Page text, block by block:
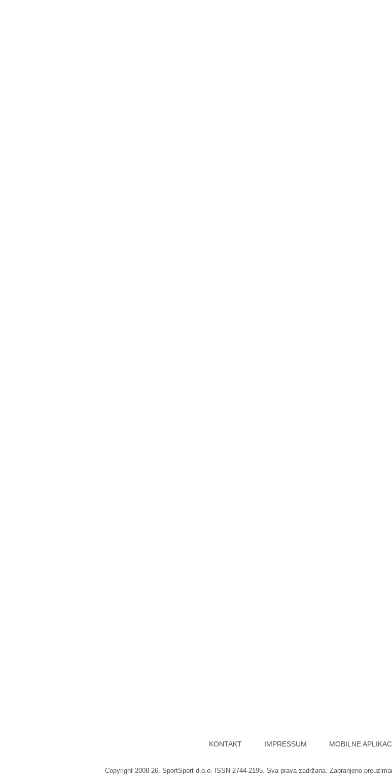
KONTAKT IMPRESSUM MOBILNE
Copyright 2008-26. SportSport d.o.o. ISSN 2744-2195. Sva prava zadržana. Zabranjeno